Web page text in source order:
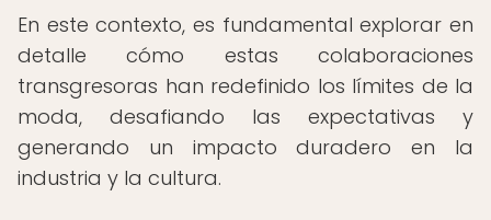
En este contexto, es fundamental explorar en
detalle cómo estas colaboraciones
transgresoras han redefinido los límites de la
moda, desafiando las expectativas y
generando un impacto duradero en la
industria y la cultura.